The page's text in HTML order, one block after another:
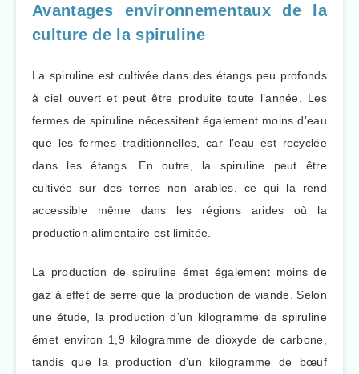
Avantages environnementaux de la
culture de la spiruline
La spiruline est cultivée dans des étangs peu profonds
à ciel ouvert et peut être produite toute l’année. Les
fermes de spiruline nécessitent également moins d’eau
que les fermes traditionnelles, car l’eau est recyclée
dans les étangs. En outre, la spiruline peut être
cultivée sur des terres non arables, ce qui la rend
accessible même dans les régions arides où la
production alimentaire est limitée.
La production de spiruline émet également moins de
gaz à effet de serre que la production de viande. Selon
une étude, la production d’un kilogramme de spiruline
émet environ 1,9 kilogramme de dioxyde de carbone,
tandis que la production d’un kilogramme de bœuf